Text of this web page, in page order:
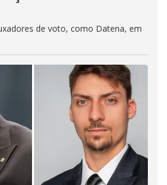
de voto, como Datena, em